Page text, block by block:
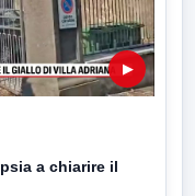
▶
a chiarire il